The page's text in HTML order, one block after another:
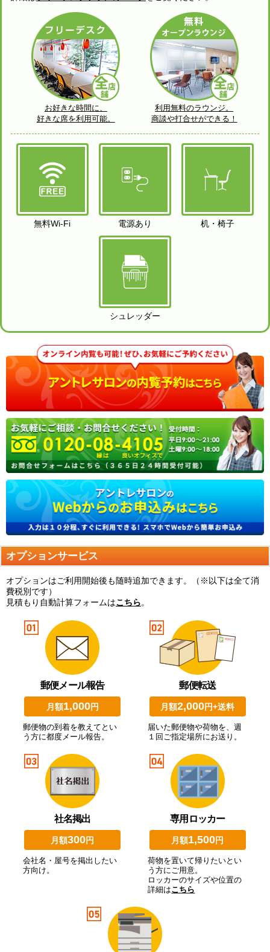
お好きな時間に、
好きな席を利用可能。
利用無料のラウンジ。
商談や打合せができる！
無料Wi-Fi 電源あり 机・椅子
シュレッダー
オプションサービス
オプションはご利用開始後も随時追加できます。（※以下は全て消
費税別です）
見積もり自動計算フォームはこちら。
郵便メール報告
月額1,000円
郵便物の到着を教えてとい
う方に都度メール報告。
郵便転送
月額2,000円+送料
届いた郵便物や荷物を、週
１回ご指定場所にお送り。
社名掲出
月額300円
会社名・屋号を掲出したい
方向け。
専用ロッカー
月額1,500円
荷物を置いて帰りたいとい
う方にご用意。
ロッカーのサイズや位置の
詳細はこちら